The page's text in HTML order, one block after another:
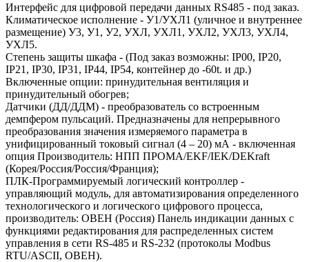
Интерфейс для цифровой передачи данных RS485 - под заказ.
Климатическое исполнение - У1/УХЛ1 (уличное и внутреннее
размещение) У3, У1, У2, УХЛ, УХЛ1, УХЛ2, УХЛ3, УХЛ4,
УХЛ5.
Степень защиты шкафа - (Под заказ возможны: IP00, IP20,
IP21, IP30, IP31, IP44, IP54, контейнер до -60t. и др.)
Включенные опции: принудительная вентиляция и
принудительный обогрев;
Датчики (ДД/ДДМ) - преобразователь со встроенным
демпфером пульсаций. Предназначены для непрерывного
преобразования значения измеряемого параметра в
унифицированный токовый сигнал (4 – 20) мА - включенная
опция Производитель: НПП ПРОМА/EKF/IEK/DEKraft
(Корея/Россия/Россия/Франция);
ПЛК-Программируемый логический контроллер -
управляющий модуль, для автоматизирования определенного
технологического и логического цифрового процесса,
производитель: ОВЕН (Россия) Панель индикации данных с
функциями редактирования для распределенных систем
управления в сети RS-485 и RS-232 (протоколы Modbus
RTU/ASCII, ОВЕН).